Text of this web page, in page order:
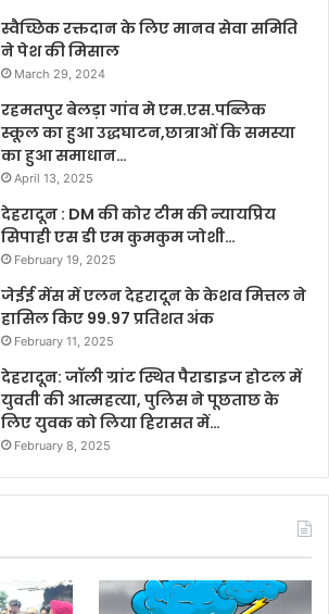
स्वैच्छिक रक्तदान के लिए मानव सेवा समिति
ने पेश की मिसाल
March 29, 2024
रहमतपुर बेलड़ा गांव मे एम.एस.पब्लिक
स्कूल का हुआ उद्धघाटन,छात्राओं कि समस्या
का हुआ समाधान…
April 13, 2025
देहरादून : DM की कोर टीम की न्यायप्रिय
सिपाही एस डी एम कुमकुम जोशी…
February 19, 2025
जेईई मेंस में एलन देहरादून के केशव मित्तल ने
हासिल किए 99.97 प्रतिशत अंक
February 11, 2025
देहरादून: जॉली ग्रांट स्थित पैराडाइज होटल में
युवती की आत्महत्या, पुलिस ने पूछताछ के
लिए युवक को लिया हिरासत में…
February 8, 2025